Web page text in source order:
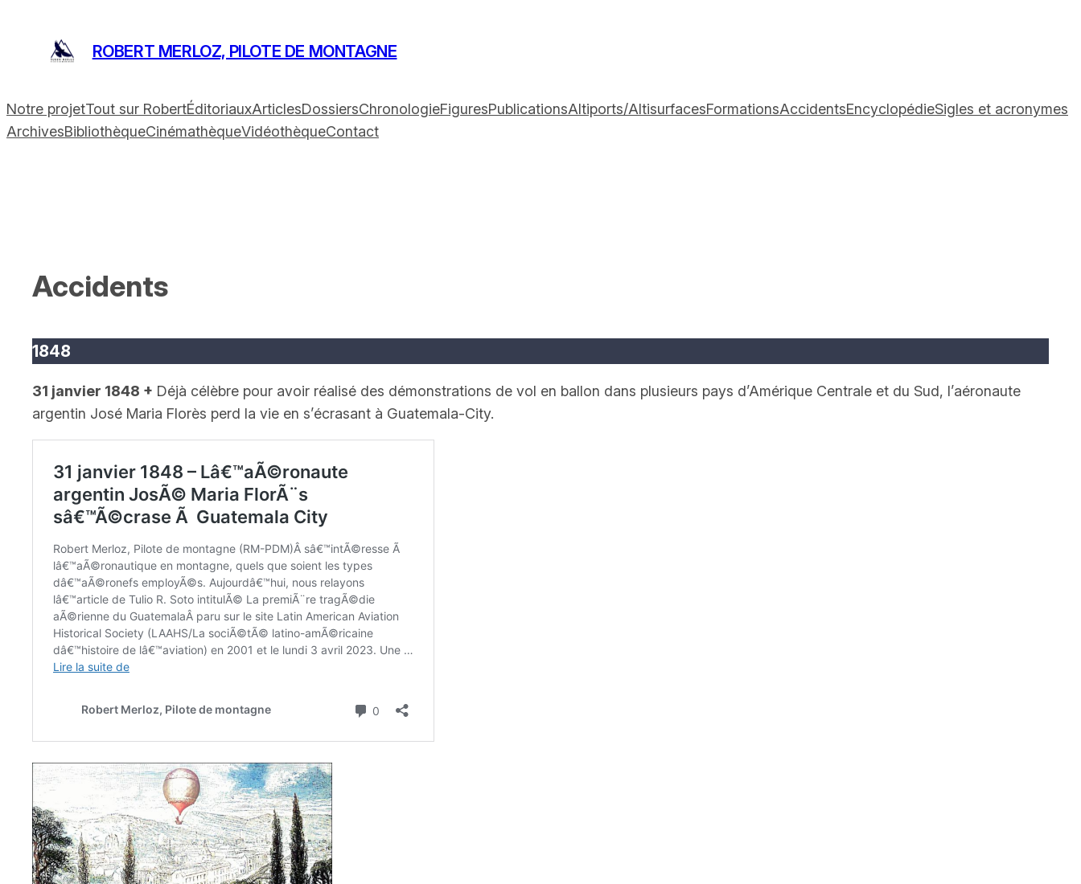
contenu
ROBERT MERLOZ, PILOTE DE MONTAGNE
Notre projetTout sur RobertÉditoriauxArticlesDossiersChronologieFiguresPublicationsAltiports/AltisurfacesFormationsAccidentsEncyclopédieSigles et acronymes
ArchivesBibliothèqueCinémathèqueVidéothèqueContact
Accidents
1848
31 janvier 1848 + Déjà célèbre pour avoir réalisé des démonstrations de vol en ballon dans plusieurs pays d’Amérique Centrale et du Sud, l’aéronaute
argentin José Maria Florès perd la vie en s’écrasant à Guatemala-City.